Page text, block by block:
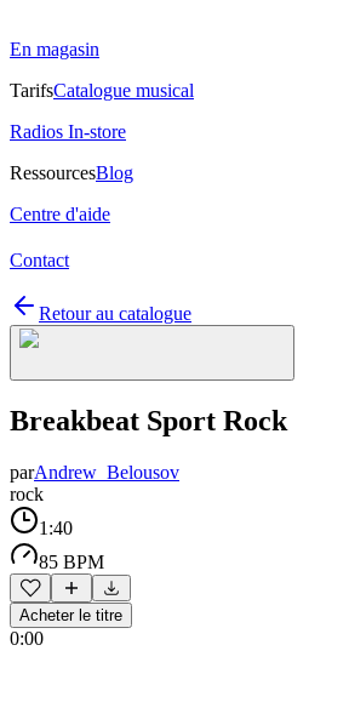
En magasin
TarifsCatalogue musical
Radios In-store
RessourcesBlog
Centre d'aide
Contact
Retour au catalogue
Breakbeat Sport Rock
parAndrew_Belousov
rock
1:40
85 BPM
Acheter le titre
0:00